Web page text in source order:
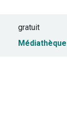
gratuit